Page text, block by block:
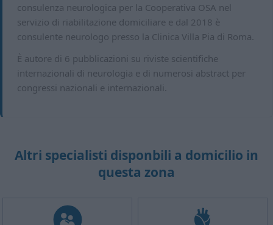
consulenza neurologica per la Cooperativa OSA nel
servizio di riabilitazione domiciliare e dal 2018 è
consulente neurologo presso la Clinica Villa Pia di Roma.
È autore di 6 pubblicazioni su riviste scientifiche
internazionali di neurologia e di numerosi abstract per
congressi nazionali e internazionali.
Altri specialisti disponbili a domicilio in
questa zona